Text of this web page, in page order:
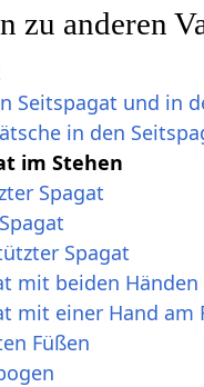
zu anderen
Seitspagat und in
in den
im Stehen
Spagat
Spagat
mit beiden Händen
mit einer Hand am
Füßen